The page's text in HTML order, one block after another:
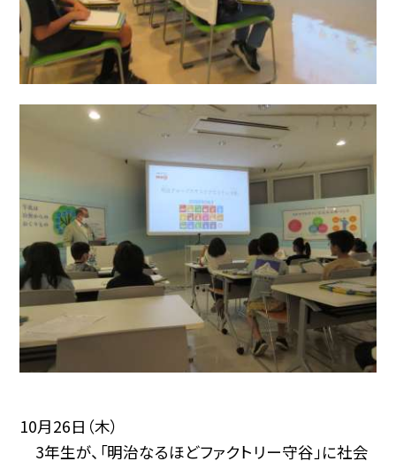
10月26日（木）
3年生が、「明治なるほどファクトリー守谷」に社会